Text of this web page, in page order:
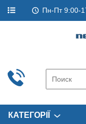
Пн-Пт 9:00-
КАТЕГОРІЇ